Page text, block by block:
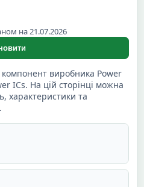
на 21.07.2026
виробника Power
ICs. На цій сторінці можна
характеристики та